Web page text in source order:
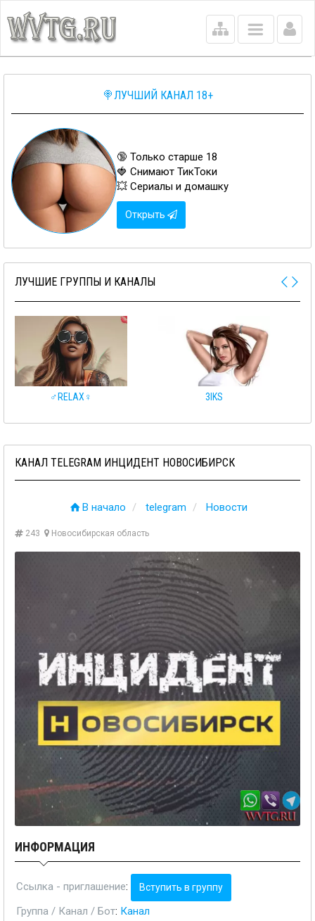
Main
menu
🍭ЛУЧШИЙ КАНАЛ 18+
🔞 Только старше 18
🍓 Снимают ТикТоки
💥 Сериалы и домашку
Открыть
ЛУЧШИЕ ГРУППЫ И КАНАЛЫ
♂️RELAX♀️ 3IKS
КАНАЛ TELEGRAM ИНЦИДЕНТ НОВОСИБИРСК
В начало telegram Новости
243 Новосибирская область
ИНФОРМАЦИЯ
Ссылка - приглашение: Вступить в группу
Группа / Канал / Бот: Канал